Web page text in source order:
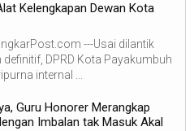
Kelengkapan Dewan Kota
---Usai dilantik
DPRD Kota Payakumbuh
internal ...
Guru Honorer Merangkap
Imbalan tak Masuk Akal